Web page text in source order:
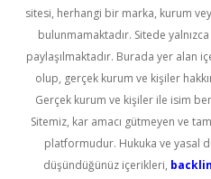
sitesi, herhangi bir marka, kurum
bulunmamaktadır. Sitede
paylaşılmaktadır. Burada yer alan
olup, gerçek kurum ve kişiler
Gerçek kurum ve kişiler ile isim
Sitemiz, kar amacı gütmeyen ve
platformudur. Hukuka ve yasal
düşündüğünüz içerikleri,